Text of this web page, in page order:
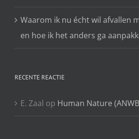
Waarom ik nu écht wil afvallen
en hoe ik het anders ga
RECENTE REACTIE
E. Zaal op Human Nature